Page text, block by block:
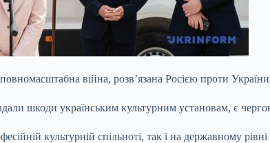
війна, розв’язана Росією проти
шкоди українським культурним установам, є
культурній спільноті, так і на державному